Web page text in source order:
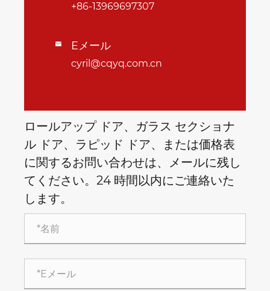
+86-13969697307
 Eメール
cyril@cqyq.com.cn
ロールアップ ドア、ガラス セクショナ
ル ドア、ラピッド ドア、または価格表
に関するお問い合わせは、メールに残し
てください。24 時間以内にご連絡いた
します。